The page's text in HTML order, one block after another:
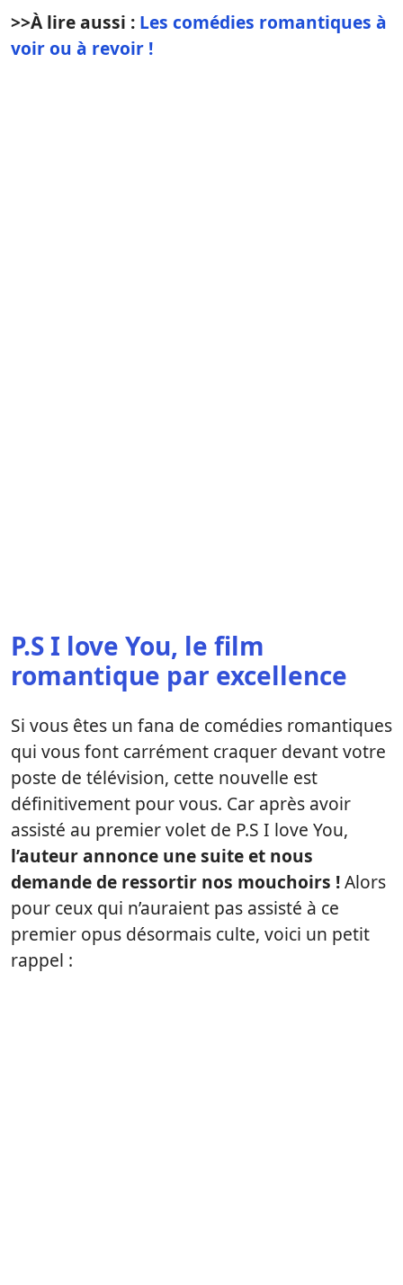
>>À lire aussi : Les comédies romantiques à
voir ou à revoir !
P.S I love You, le film
romantique par excellence
Si vous êtes un fana de comédies romantiques
qui vous font carrément craquer devant votre
poste de télévision, cette nouvelle est
définitivement pour vous. Car après avoir
assisté au premier volet de P.S I love You,
l’auteur annonce une suite et nous
demande de ressortir nos mouchoirs !Alors
pour ceux qui n’auraient pas assisté à ce
premier opus désormais culte, voici un petit
rappel :